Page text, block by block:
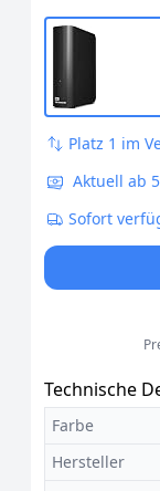
Platz 1 im
Aktuell ab
Sofort
Technische
Farbe
Hersteller